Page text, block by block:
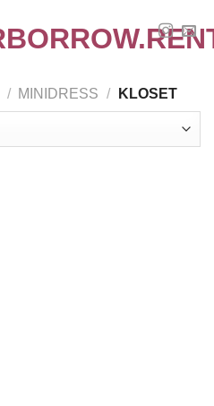
/ MINIDRESS / KLOSET